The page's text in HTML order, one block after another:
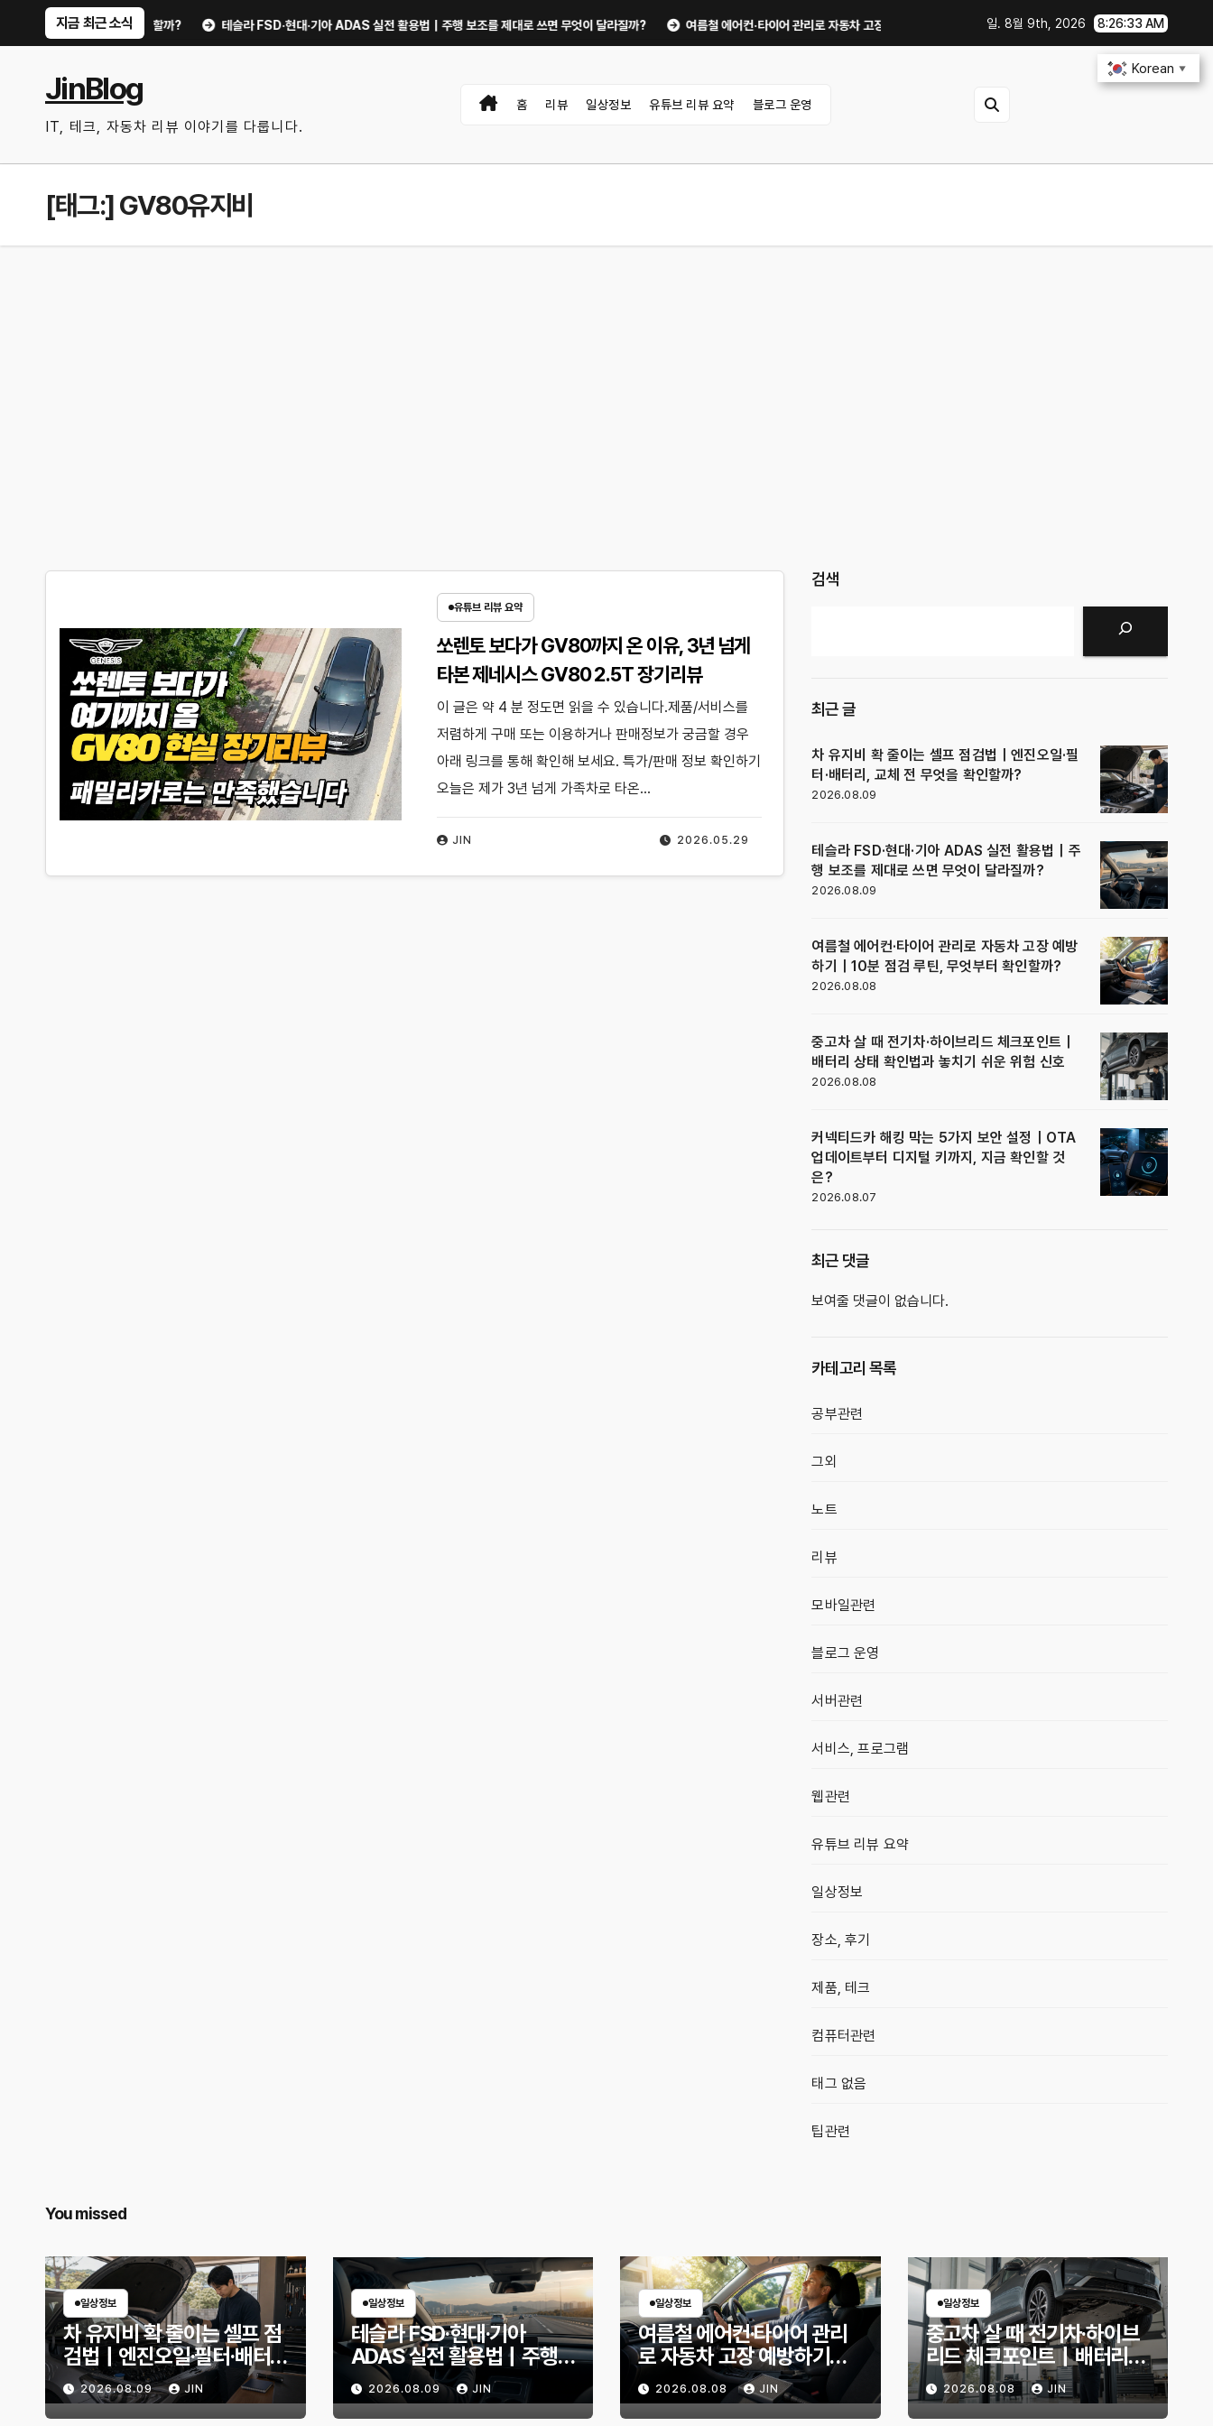
지금 최근 소식
교체 전 무엇을 확인할까? 테슬라 FSD·현대·기아 ADAS 실전 활용법｜주행 보조를 제대로 쓰면 무엇이 달라질까? 여름철 에어컨·타이어 관리로 자동차 고장 예방하기｜10분 점검 루틴, 무엇부터 확인할까? 중고차 살 때 전기차
일. 8월 9th, 2026 8:26:34 AM
JinBlog
IT, 테크, 자동차 리뷰 이야기를 다룹니다.
홈 리뷰 일상정보 유튜브 리뷰 요약 블로그 운영
[태그:]GV80유지비
유튜브 리뷰 요약
쏘렌토 보다가 GV80까지 온 이유, 3년 넘게
타본 제네시스 GV80 2.5T 장기리뷰
2026.05.29
JIN
이 글은 약 4 분 정도면 읽을 수 있습니다.제품/서비스를
저렴하게 구매 또는 이용하거나 판매정보가 궁금할 경우
아래 링크를 통해 확인해 보세요. 특가/판매 정보 확인하기
오늘은 제가 3년 넘게 가족차로 타온…
검색
최근 글
차 유지비 확 줄이는 셀프 점검법｜엔진오일·필
터·배터리, 교체 전 무엇을 확인할까?
2026.08.09
테슬라 FSD·현대·기아 ADAS 실전 활용법｜주
행 보조를 제대로 쓰면 무엇이 달라질까?
2026.08.09
여름철 에어컨·타이어 관리로 자동차 고장 예방
하기｜10분 점검 루틴, 무엇부터 확인할까?
2026.08.08
중고차 살 때 전기차·하이브리드 체크포인트｜
배터리 상태 확인법과 놓치기 쉬운 위험 신호
2026.08.08
커넥티드카 해킹 막는 5가지 보안 설정｜OTA
업데이트부터 디지털 키까지, 지금 확인할 것
은?
2026.08.07
최근 댓글
보여줄 댓글이 없습니다.
카테고리 목록
공부관련
그외
노트
리뷰
모바일관련
블로그 운영
서버관련
서비스, 프로그램
웹관련
유튜브 리뷰 요약
일상정보
장소, 후기
제품, 테크
컴퓨터관련
태그 없음
팁관련
You missed
일상정보
차 유지비 확 줄이는 셀프 점
검법｜엔진오일·필터·배터
리, 교체 전 무엇을 확인할
까?2026.08.09 JIN
일상정보
테슬라 FSD·현대·기아
ADAS 실전 활용법｜주행
보조를 제대로 쓰면 무엇이
달라질까?
2026.08.09 JIN
일상정보
여름철 에어컨·타이어 관리
로 자동차 고장 예방하기｜
10분 점검 루틴, 무엇부터 확
인할까?
2026.08.08 JIN
일상정보
중고차 살 때 전기차·하이브
리드 체크포인트｜배터리
상태 확인법과 놓치기 쉬운
위험 신호
2026.08.08 JIN
Korean ▼